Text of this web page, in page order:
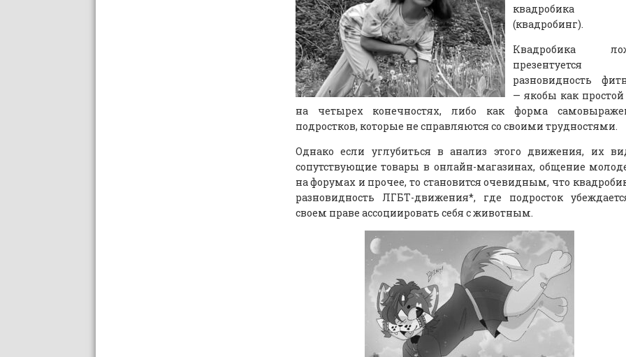
квадробика
(квадробинг).
Квадробика
презентуется
разновидность
— якобы как простой
на четырех конечностях, либо как форма
подростков, которые не справляются со своими трудностями.
Однако если углубиться в анализ этого движения, их
сопутствующие товары в онлайн-магазинах, общение
на форумах и прочее, то становится очевидным, что
разновидность ЛГБТ-движения*, где подросток
своем праве ассоциировать себя с животным.